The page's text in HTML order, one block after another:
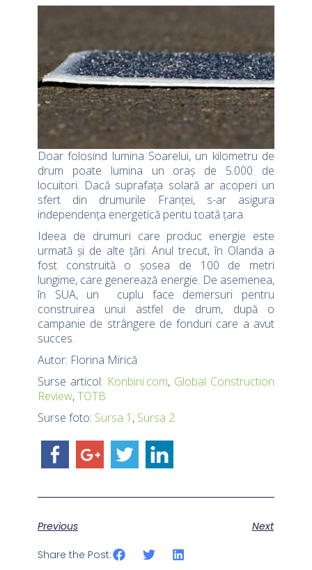
Doar folosind lumina Soarelui, un kilometru de
drum poate lumina un oraș de 5.000 de
locuitori. Dacă suprafața solară ar acoperi un
sfert din drumurile Franței, s-ar asigura
independența energetică pentu toată țara.
Ideea de drumuri care produc energie este
urmată și de alte țări. Anul trecut, în Olanda a
fost construită o șosea de 100 de metri
lungime, care generează energie. De asemenea,
în SUA, un cuplu face demersuri pentru
construirea unui astfel de drum, după o
campanie de strângere de fonduri care a avut
succes.
Autor: Florina Mirică
Surse articol: Konbini.com, Global Construction
Review,TOTB
Surse foto: Sursa 1 , Sursa 2
Previous Next
Share the Post: